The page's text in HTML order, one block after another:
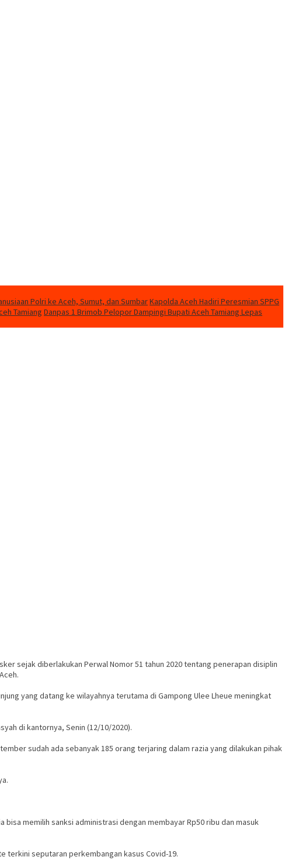
Polri ke Aceh, Sumut, dan SumbarKapolda Aceh Hadiri Peresmian SPPG
Tamiang Danpas 1 Brimob Pelopor Dampingi Bupati Aceh Tamiang Lepas
sejak diberlakukan Perwal Nomor 51 tahun 2020 tentang penerapan disiplin
yang datang ke wilayahnya terutama di Gampong Ulee Lheue meningkat
di kantornya, Senin (12/10/2020).
sudah ada sebanyak 185 orang terjaring dalam razia yang dilakukan pihak
memilih sanksi administrasi dengan membayar Rp50 ribu dan masuk
terkini seputaran perkembangan kasus Covid-19.